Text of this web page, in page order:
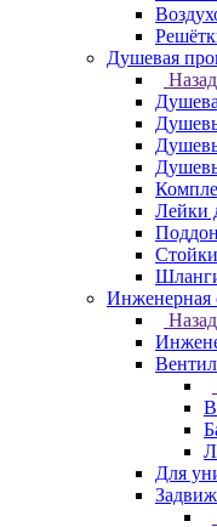
Душевая
Назад
Лейки
Инженерная
Назад
Для